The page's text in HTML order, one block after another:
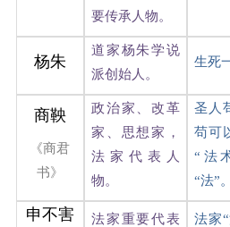
要传承人物。
杨朱
道家杨朱学说
派创始人。
生死
商鞅
《商君
书》
政治家、改革
家、思想家，
法家代表人
物。
圣人
苟可
“法
“法”。
申不害
法家重要代表
法家